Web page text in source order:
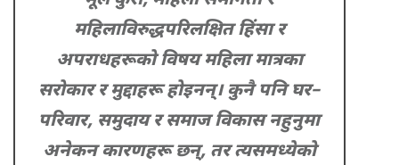
महिलाविरुद्धपरिलक्षित हिंसा र
अपराधहरूको विषय महिला मात्रका
सरोकार र मुद्दाहरू होइनन्। कुनै पनि घर–
परिवार, समुदाय र समाज विकास नहुनुमा
अनेकन कारणहरू छन्, तर त्यसमध्येको